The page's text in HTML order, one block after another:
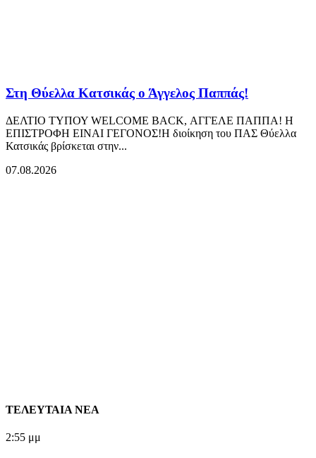
Στη Θύελλα Κατσικάς ο Άγγελος Παππάς!
ΔΕΛΤΙΟ ΤΥΠΟΥ WELCOME BACK, ΑΓΓΕΛΕ ΠΑΠΠΑ! Η
ΕΠΙΣΤΡΟΦΗ ΕΙΝΑΙ ΓΕΓΟΝΟΣ!Η διοίκηση του ΠΑΣ Θύελλα
Κατσικάς βρίσκεται στην...
07.08.2026
ΤΕΛΕΥΤΑΙΑ ΝΕΑ
2:55 μμ